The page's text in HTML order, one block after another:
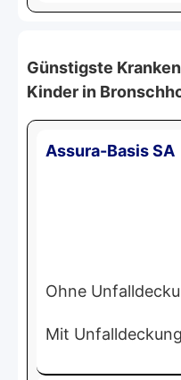
Günstigste
Kinder in
Assura-Basis SA
Ohne
Mit